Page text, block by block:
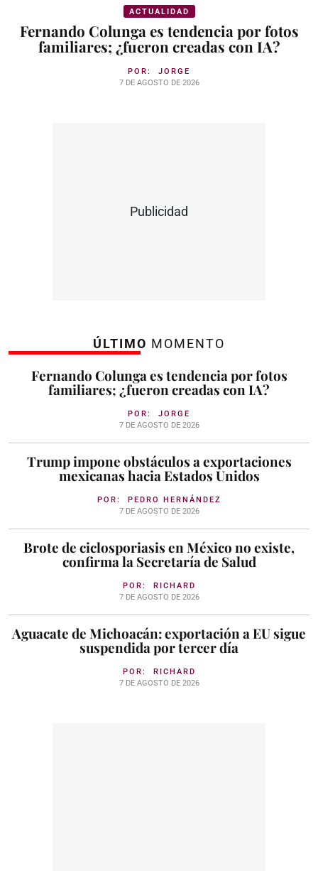
ACTUALIDAD
Fernando Colunga es tendencia por fotos
familiares; ¿fueron creadas con IA?
POR: JORGE
7 DE AGOSTO DE 2026
Publicidad
ÚLTIMO MOMENTO
Fernando Colunga es tendencia por fotos
familiares; ¿fueron creadas con IA?
POR: JORGE
7 DE AGOSTO DE 2026
Trump impone obstáculos a exportaciones
mexicanas hacia Estados Unidos
POR: PEDRO HERNÁNDEZ
7 DE AGOSTO DE 2026
Brote de ciclosporiasis en México no existe,
confirma la Secretaría de Salud
POR: RICHARD
7 DE AGOSTO DE 2026
Aguacate de Michoacán: exportación a EU sigue
suspendida por tercer día
POR: RICHARD
7 DE AGOSTO DE 2026